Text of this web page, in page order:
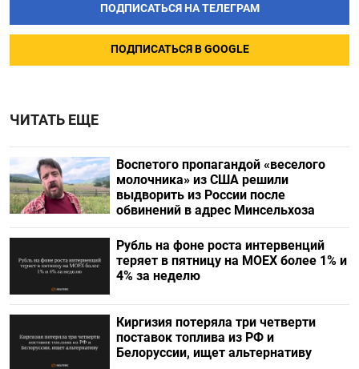
ПОДПИСАТЬСЯ НА ТЕЛЕГРАМ
ПОДПИСАТЬСЯ В GOOGLE
ЧИТАТЬ ЕЩЕ
Воспетого пропагандой «веселого
молочника» из США решили
выдворить из России после
обвинений в адрес Минсельхоза
Рубль на фоне роста интервенций
теряет в пятницу на МОЕХ более 1% и
4% за неделю
Киргизия потеряла три четверти
поставок топлива из РФ и
Белоруссии, ищет альтернативу